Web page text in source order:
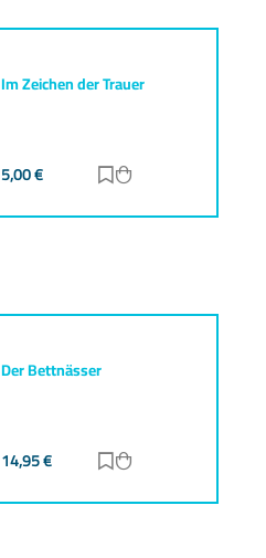
Im Zeichen der Trauer
5,00€ Zur Merkliste
Der Bettnässer
14,95€ Zur Merkliste